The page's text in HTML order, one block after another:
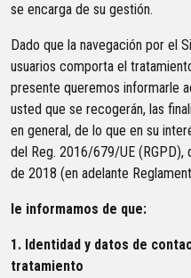
se encarga de su gestión.
Dado que la navegación por el
usuarios comporta el
presente queremos informarle
usted que se recogerán, las
en general, de lo que en su
del Reg. 2016/679/UE
de 2018 (en adelante
le informamos de que:
1. Identidad y datos de
tratamiento